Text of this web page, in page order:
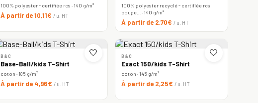
100% polyester - certifiée rcs · 140 g/m²
À partir de 10,11€ / u. HT
100% polyester recyclé - certifiée rcs
coupe… · 140 g/m²
À partir de 2,70€ / u. HT
🤍
B&C
Base-Ball/kids T-Shirt
coton · 185 g/m²
À partir de 4,96€ / u. HT
🤍
B&C
Exact 150/kids T-Shirt
coton · 145 g/m²
À partir de 2,25€ / u. HT